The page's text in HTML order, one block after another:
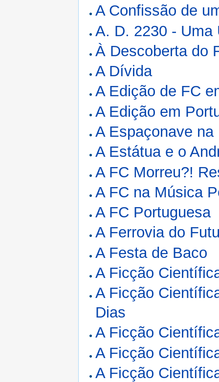
A Confissão de
A. D. 2230 - Uma
À Descoberta do
A Dívida
A Edição de FC
A Edição em
A Espaçonave
A Estátua e o
A FC Morreu?!
A FC na Música
A FC Portuguesa
A Ferrovia do
A Festa de Baco
A Ficção
A Ficção
Dias
A Ficção
A Ficção
A Ficção